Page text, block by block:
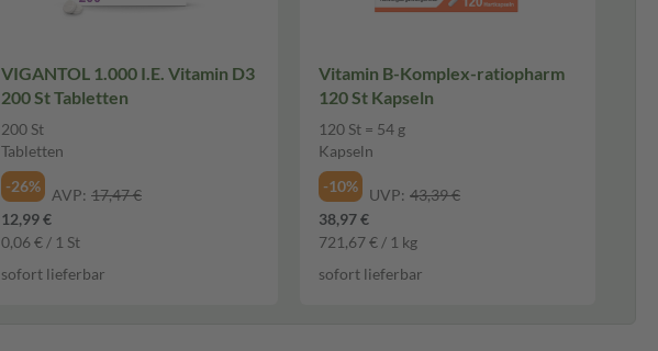
VIGANTOL 1.000 I.E. Vitamin D3
200 St Tabletten
200 St
Tabletten
-26%
AVP: 17,47 €
12,99 €
0,06 € / 1 St
sofort lieferbar
Vitamin B-Komplex-ratiopharm
120 St Kapseln
120 St = 54 g
Kapseln
-10%
UVP: 43,39 €
38,97 €
721,67 € / 1 kg
sofort lieferbar